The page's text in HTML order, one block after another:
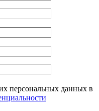
персональных данных в